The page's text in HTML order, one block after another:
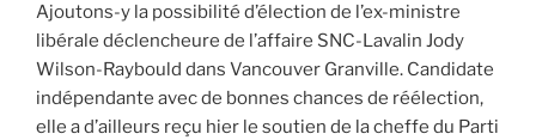
Ajoutons-y la possibilité d’élection de l’ex-ministre
libérale déclencheure de l’affaire SNC-Lavalin Jody
Wilson-Raybould dans Vancouver Granville. Candidate
indépendante avec de bonnes chances de réélection,
elle a d’ailleurs reçu hier le soutien de la cheffe du Parti